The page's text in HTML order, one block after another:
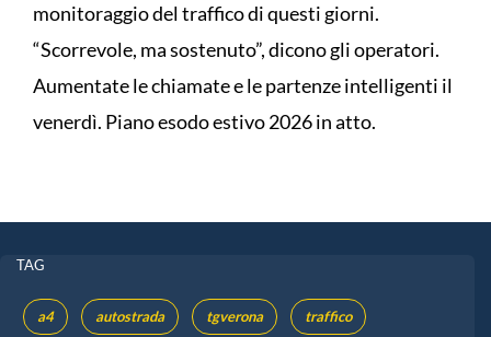
monitoraggio del traffico di questi giorni.
“Scorrevole, ma sostenuto”, dicono gli operatori.
Aumentate le chiamate e le partenze intelligenti il
venerdì. Piano esodo estivo 2026 in atto.
TAG
a4 autostrada tgverona traffico